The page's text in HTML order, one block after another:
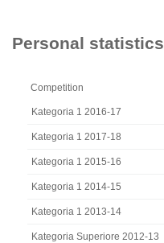
Personal statistics
Competition
Kategoria 1 2016-17
Kategoria 1 2017-18
Kategoria 1 2015-16
Kategoria 1 2014-15
Kategoria 1 2013-14
Kategoria Superiore 2012-13